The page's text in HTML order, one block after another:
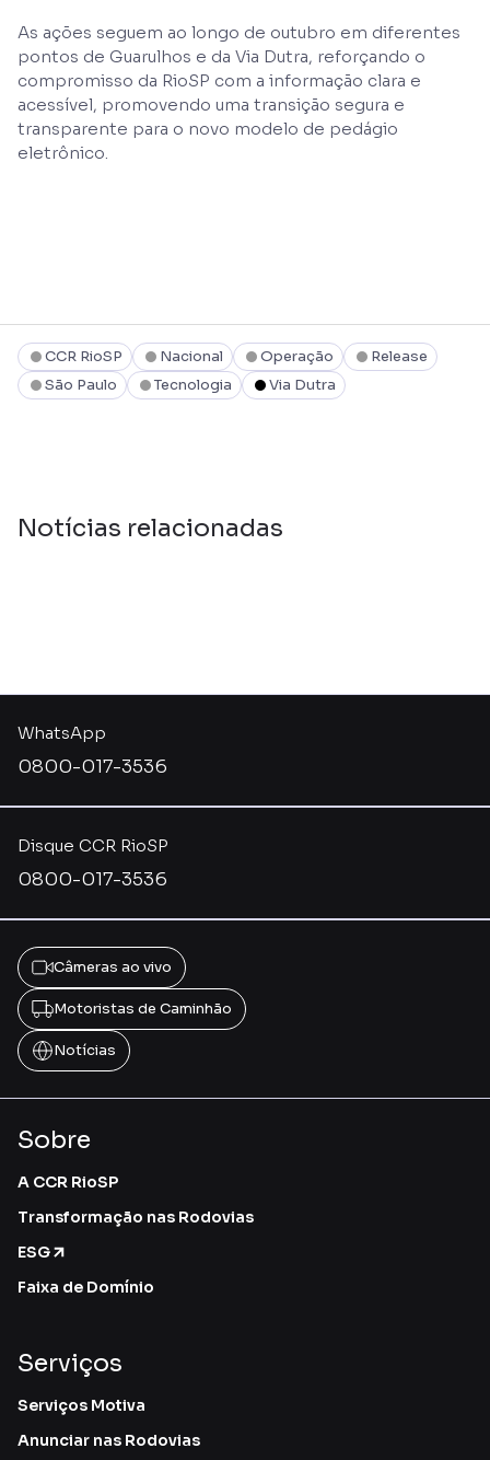
As ações seguem ao longo de outubro em diferentes
pontos de Guarulhos e da Via Dutra, reforçando o
compromisso da RioSP com a informação clara e
acessível, promovendo uma transição segura e
transparente para o novo modelo de pedágio
eletrônico.
CCR RioSP Nacional Operação
Release
São Paulo
Tecnologia Via Dutra
Notícias relacionadas
Disque CCR RioSP
0800-017-3536
WhatsApp
0800-017-3536
Câmeras ao vivo
Motoristas de Caminhão
Notícias
Sobre
A CCR RioSP
Transformação nas Rodovias
ESG
Faixa de Domínio
Serviços
Serviços Motiva
Anunciar nas Rodovias